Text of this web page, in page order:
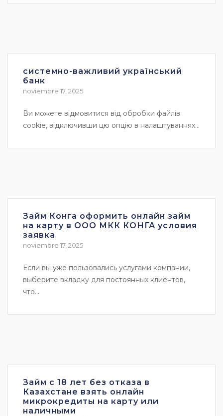
системно-важливий український
банк
noviembre 17, 2025
Ви можете відмовитися від обробки файлів
cookie, відключивши цю опцію в налаштуваннях...
Займ Конга оформить онлайн займ
на карту в ООО МКК КОНГА условия
заявка
noviembre 17, 2025
Если вы уже пользовались услугами компании,
выберите вкладку для постоянных клиентов,
что...
Займ с 18 лет без отказа в
Казахстане взять онлайн
микрокредиты на карту или
наличными